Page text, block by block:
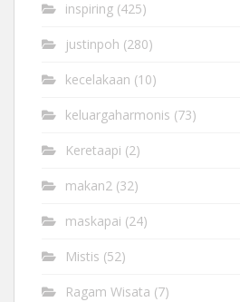
inspiring (425)
justinpoh (280)
kecelakaan (10)
keluargaharmonis (73)
Keretaapi (2)
makan2 (32)
maskapai (24)
Mistis (52)
Ragam Wisata (7)